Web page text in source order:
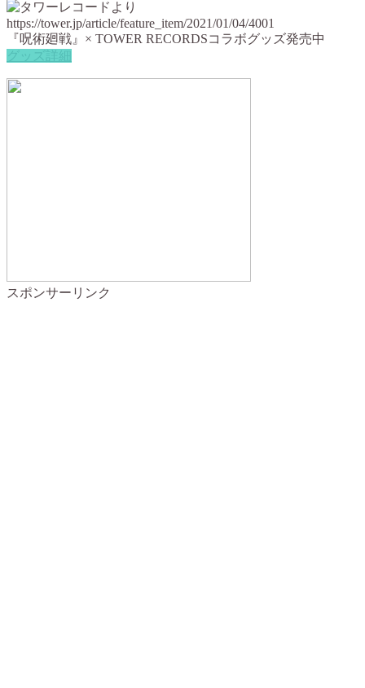
『呪術廻戦』× TOWER RECORDSコラボグッズ発売中
グッズ詳細
スポンサーリンク